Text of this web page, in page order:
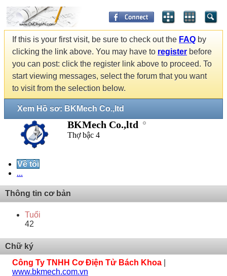
If this is your first visit, be sure to check out the FAQ by
clicking the link above. You may have to register before
you can post: click the register link above to proceed. To
start viewing messages, select the forum that you want
to visit from the selection below.
Xem Hồ sơ: BKMech Co.,ltd
BKMech Co.,ltd
Thợ bậc 4
Về tôi
...
Thông tin cơ bản
Tuổi
42
Chữ ký
Công Ty TNHH Cơ Điện Tử Bách Khoa
www.bkmech.com.vn